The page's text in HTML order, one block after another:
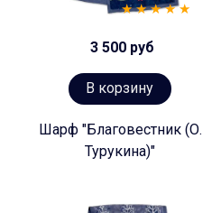
3 500 руб
В корзину
Шарф "Благовестник (О.
Турукина)"